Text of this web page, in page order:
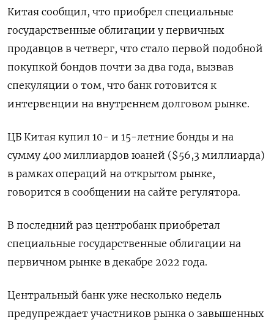
Китая сообщил, что приобрел специальные
государственные облигации у первичных
продавцов в четверг, что стало первой подобной
покупкой бондов почти за два года, вызвав
спекуляции о том, что банк готовится к
интервенции на внутреннем долговом рынке.
ЦБ Китая купил 10- и 15-летние бонды и на
сумму 400 миллиардов юаней ($56,3 миллиарда)
в рамках операций на открытом рынке,
говорится в сообщении на сайте регулятора.
В последний раз центробанк приобретал
специальные государственные облигации на
первичном рынке в декабре 2022 года.
Центральный банк уже несколько недель
предупреждает участников рынка о завышенных